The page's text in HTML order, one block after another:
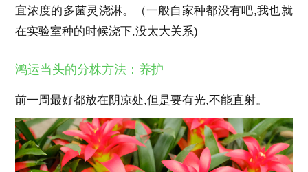
宜浓度的多菌灵浇淋。（一般自家种都没有吧,我也就
在实验室种的时候浇下,没太大关系)
鸿运当头的分株方法：养护
前一周最好都放在阴凉处,但是要有光,不能直射。